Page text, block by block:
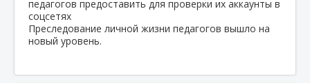
Преследование личной жизни педагогов вышло на
новый уровень.